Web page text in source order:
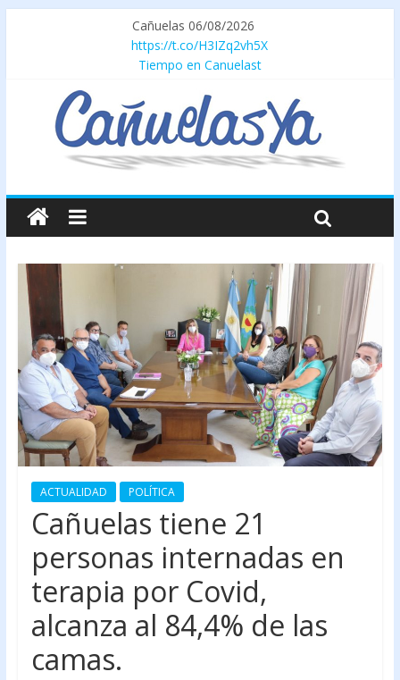
Cañuelas 06/08/2026
https://t.co/H3IZq2vh5X
Tiempo en Canuelast
ACTUALIDAD POLÍTICA
Cañuelas tiene 21
personas internadas en
terapia por Covid,
alcanza al 84,4% de las
camas.